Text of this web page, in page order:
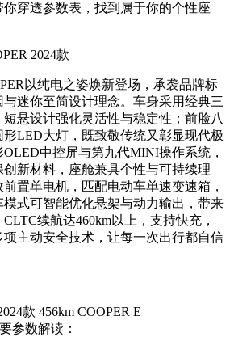
穿透参数表，找到属于你的个性座
2024款
以纯电之姿焕新登场，承袭品牌标
迷你至简设计理念。车身采用经典三
悬设计强化灵活性与稳定性；前脸八
LED大灯，既致敬传统又彰显现代极
中控屏与第九代MINI操作系统，
新材料，座舱兼具个性与可持续理
置单电机，匹配电动车单速变速箱，
式可智能优化悬架与动力输出，带来
续航达460km以上，支持快充，
主动安全技术，让每一次出行都自信
款 456km COOPER E
参数解读：